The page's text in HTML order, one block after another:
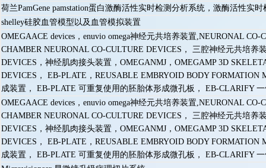
荷兰PamGene pamstation蛋白激酶活性实时检测分析系统，激酶活性实
shelley硅胶血管模型以及血管模拟装置
OMEGAACE devices，enuvio omega神经元共培养装置,NEURONAL
CHAMBER NEURONAL CO-CULTURE DEVICES， 三腔神经元共培
DEVICES，神经肌肉接头装置，OMEGANMJ，OMEGAMP 3D
DEVICES， EB-PLATE，REUSABLE EMBRYOID BODY
成装置， EB-PLATE 可重复使用的胚胎体形成微孔板， EB-CLARIFY
OMEGAACE devices，enuvio omega神经元共培养装置,NEURONAL
CHAMBER NEURONAL CO-CULTURE DEVICES， 三腔神经元共培
DEVICES，神经肌肉接头装置，OMEGANMJ，OMEGAMP 3D
DEVICES， EB-PLATE，REUSABLE EMBRYOID BODY
成装置， EB-PLATE 可重复使用的胚胎体形成微孔板， EB-CLARIFY